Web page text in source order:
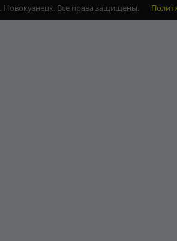
Новокузнецк. Все права защищены.